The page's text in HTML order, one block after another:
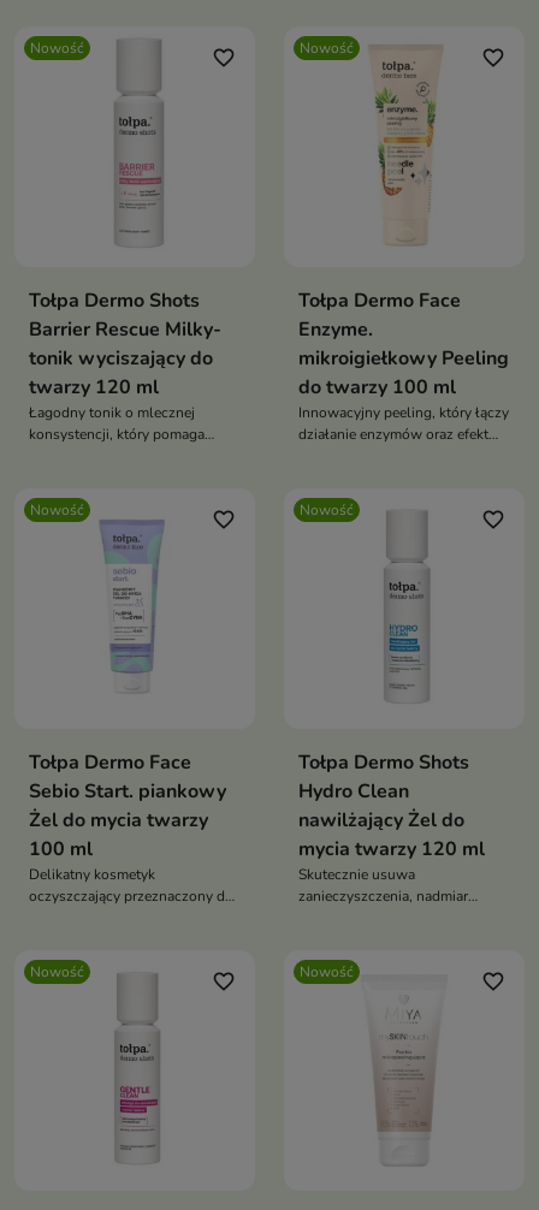
tendencją do niedoskonałości.
Nowość favorite_border
Tołpa Dermo Shots
Barrier Rescue Milky-
tonik wyciszający do
twarzy 120 ml
Łagodny tonik o mlecznej
konsystencji, który pomaga
Nowość favorite_border
Tołpa Dermo Face
Enzyme.
mikroigiełkowy Peeling
do twarzy 100 ml
Innowacyjny peeling, który łączy
działanie enzymów oraz efekt
wygląd.
Nowość favorite_border
Tołpa Dermo Face
Sebio Start. piankowy
Żel do mycia twarzy
100 ml
Delikatny kosmetyk
oczyszczający przeznaczony do
niedoskonałości.
Nowość favorite_border
Tołpa Dermo Shots
Hydro Clean
nawilżający Żel do
mycia twarzy 120 ml
Skutecznie usuwa
zanieczyszczenia, nadmiar
Nowość
favorite_border Nowość favorite_border